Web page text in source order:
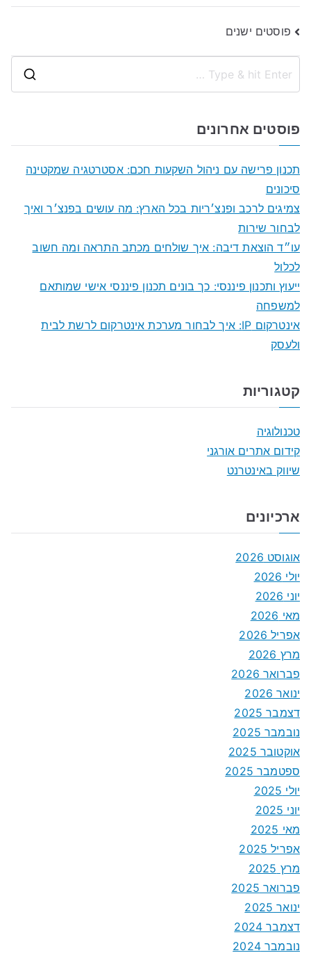
ניווט
פוסטים ישנים
פוסטים אחרונים
תכנון פרישה עם ניהול השקעות חכם: אסטרטגיה שמקטינה
סיכונים
צמיגים לרכב ופנצ׳ריות בכל הארץ: מה עושים בפנצ׳ר ואיך
לבחור שירות
עו״ד הוצאת דיבה: איך שולחים מכתב התראה ומה חשוב
לכלול
ייעוץ ותכנון פיננסי: כך בונים תכנון פיננסי אישי שמותאם
למשפחה
אינטרקום IP: איך לבחור מערכת אינטרקום לרשת לבית
ולעסק
קטגוריות
טכנולוגיה
קידום אתרים אורגני
שיווק באינטרנט
ארכיונים
אוגוסט 2026
יולי 2026
יוני 2026
מאי 2026
אפריל 2026
מרץ 2026
פברואר 2026
ינואר 2026
דצמבר 2025
נובמבר 2025
אוקטובר 2025
ספטמבר 2025
יולי 2025
יוני 2025
מאי 2025
אפריל 2025
מרץ 2025
פברואר 2025
ינואר 2025
דצמבר 2024
נובמבר 2024